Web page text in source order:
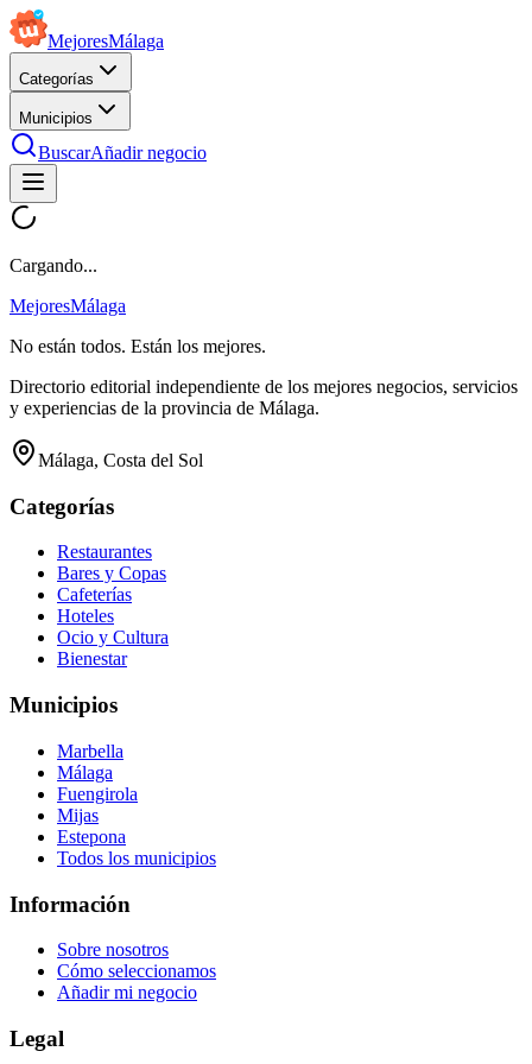
MejoresMálaga
Categorías
Municipios
BuscarAñadir negocio
Cargando...
MejoresMálaga
No están todos. Están los mejores.
Directorio editorial independiente de los mejores negocios, servicios
y experiencias de la provincia de Málaga.
Málaga, Costa del Sol
Categorías
Restaurantes
Bares y Copas
Cafeterías
Hoteles
Ocio y Cultura
Bienestar
Municipios
Marbella
Málaga
Fuengirola
Mijas
Estepona
Todos los municipios
Información
Sobre nosotros
Cómo seleccionamos
Añadir mi negocio
Legal